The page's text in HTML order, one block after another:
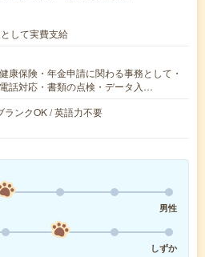
して実費支給
康保険・年金申請に関わる事務として・
話対応・書類の点検・データ入…
ランクOK / 英語力不要
男性
しずか